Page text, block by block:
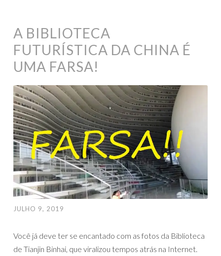
A BIBLIOTECA
FUTURÍSTICA DA CHINA É
UMA FARSA!
JULHO 9, 2019
Você já deve ter se encantado com as fotos da Biblioteca
de Tianjin Binhai, que viralizou tempos atrás na Internet.